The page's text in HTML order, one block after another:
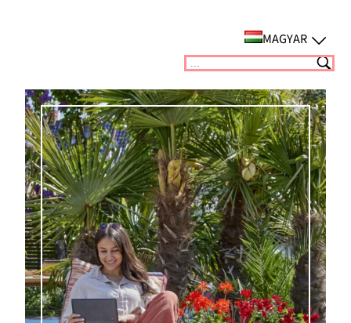
MAGYAR
Suchen